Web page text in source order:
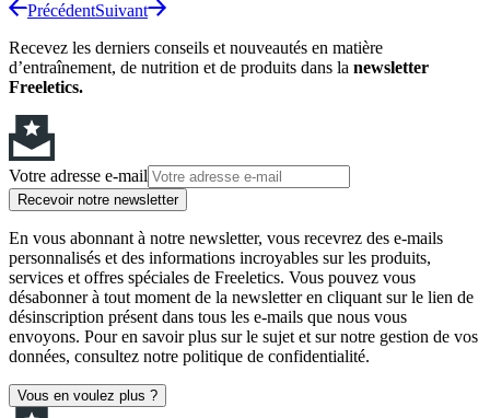
PrécédentSuivant
Recevez les derniers conseils et nouveautés en matière
d’entraînement, de nutrition et de produits dans la newsletter
Freeletics.
Votre adresse e-mail
Recevoir notre newsletter
En vous abonnant à notre newsletter, vous recevrez des e-mails
personnalisés et des informations incroyables sur les produits,
services et offres spéciales de Freeletics. Vous pouvez vous
désabonner à tout moment de la newsletter en cliquant sur le lien de
désinscription présent dans tous les e-mails que nous vous
envoyons. Pour en savoir plus sur le sujet et sur notre gestion de vos
données, consultez notre politique de confidentialité.
Vous en voulez plus ?